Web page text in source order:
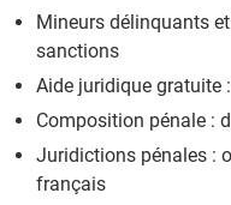
Mineurs délinquants
sanctions
Aide juridique gratuite
Composition pénale :
Juridictions pénales :
français